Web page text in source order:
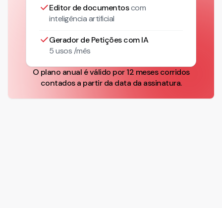
Editor de documentoscom
inteligência artificial
Gerador de Petições com IA
5 usos /mês
O plano anual é válido por 12 meses corridos
contados a partir da data da assinatura.